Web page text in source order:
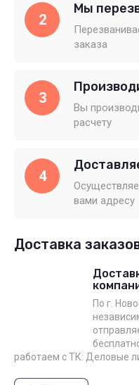
2
Мы
заказа
3
Вы
расчету
4
вами адресу
Доставка
По г.
работаем с ТК: Деловые